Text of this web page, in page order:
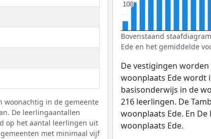
woonachtig in de gemeente
De leerlingaantallen
op het aantal leerlingen uit
met minimaal vijf
100
100
Bovenstaand
Ede en het gemiddelde
De vestigingen
woonplaats Ede wordt
basisonderwijs in de
216 leerlingen. De
woonplaats Ede. En
woonplaats Ede.